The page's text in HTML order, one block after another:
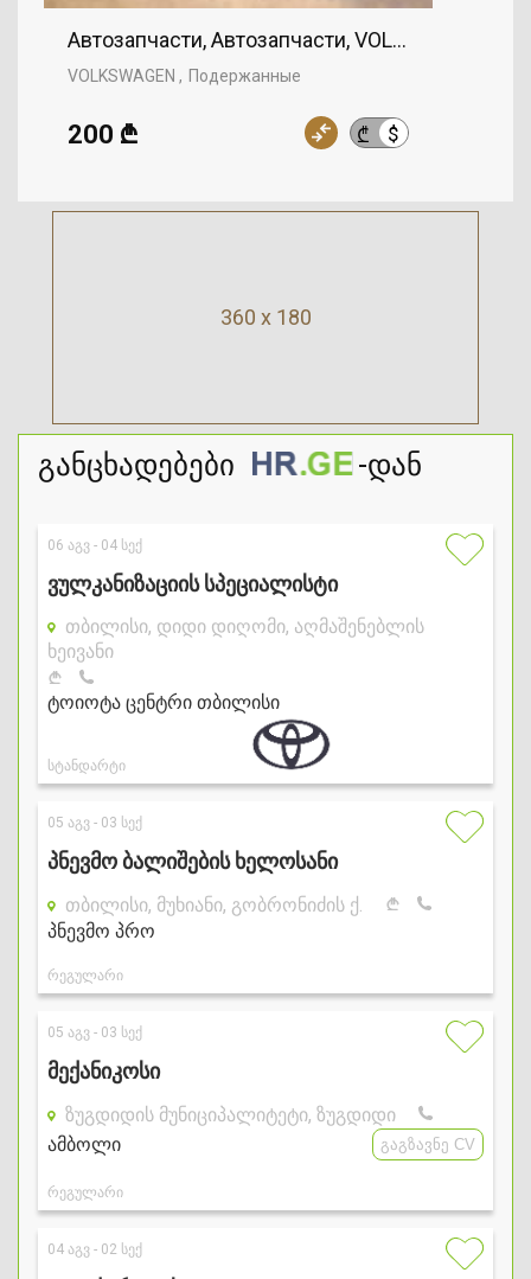
Автозапчасти, Автозапчасти, VOLKSWAGEN
VOLKSWAGEN Подержанные
₾ $
200 ₾
360 x 180